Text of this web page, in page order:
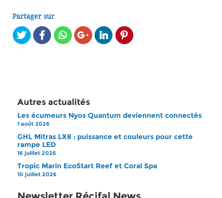
Partager sur
Autres actualités
Les écumeurs Nyos Quantum deviennent connectés
1 août 2026
GHL Mitras LX8 : puissance et couleurs pour cette
rampe LED
16 juillet 2026
Tropic Marin EcoStart Reef et Coral Spa
10 juillet 2026